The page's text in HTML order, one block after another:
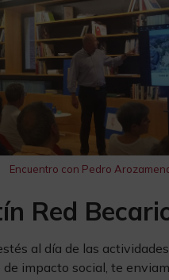
Encuentro con Pedro
Red
al día de las
impacto social, te